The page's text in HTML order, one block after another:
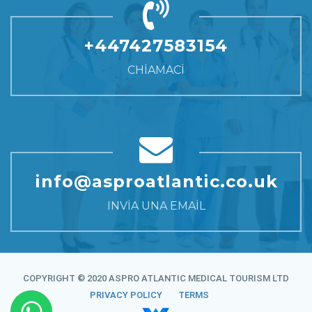
+447427583154
CHIAMACI
info@asproatlantic.co.uk
INVIA UNA EMAIL
COPYRIGHT © 2020 ASPRO ATLANTIC MEDICAL TOURISM LTD
PRIVACY POLICY
TERMS